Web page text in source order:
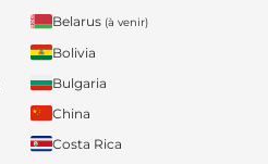
Belarus (à venir)
Bolivia
Bulgaria
China
Costa Rica